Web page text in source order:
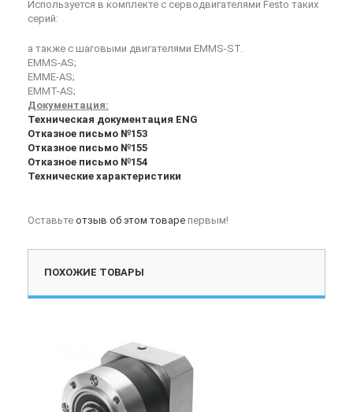
Используется в комплекте с серводвигателями Festo таких
серий:
а также с шаговыми двигателями EMMS-ST.
EMMS-AS;
EMME-AS;
EMMT-AS;
Документация:
Техническая документация ENG
Отказное письмо №153
Отказное письмо №155
Отказное письмо №154
Технические характеристики
Оставьте отзыв об этом товаре первым!
ПОХОЖИЕ ТОВАРЫ